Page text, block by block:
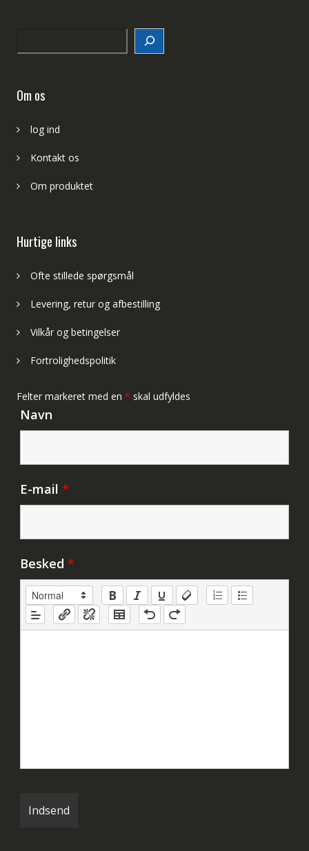
Om os
log ind
Kontakt os
Om produktet
Hurtige links
Ofte stillede spørgsmål
Levering, retur og afbestilling
Vilkår og betingelser
Fortrolighedspolitik
Felter markeret med en * skal udfyldes
Navn
E-mail *
Besked *